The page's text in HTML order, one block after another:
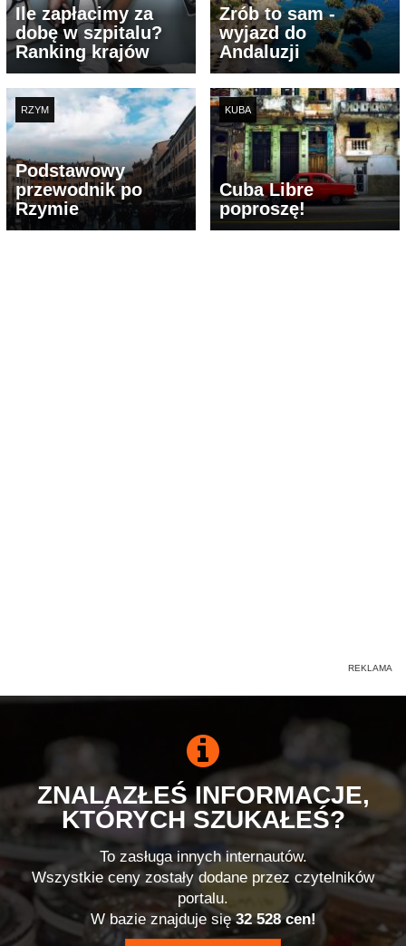
Ile zapłacimy za
dobę w szpitalu?
Ranking krajów
Zrób to sam -
wyjazd do
Andaluzji
RZYM
Podstawowy
przewodnik po
Rzymie
KUBA
Cuba Libre
poproszę!
ZNALAZŁEŚ INFORMACJE,
KTÓRYCH SZUKAŁEŚ?
To zasługa innych internautów.
Wszystkie ceny zostały dodane przez czytelników
portalu.
W bazie znajduje się32 528 cen!